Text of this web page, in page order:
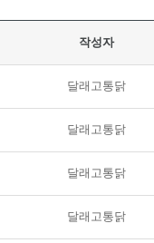
작성자
달래고통닭
달래고통닭
달래고통닭
달래고통닭